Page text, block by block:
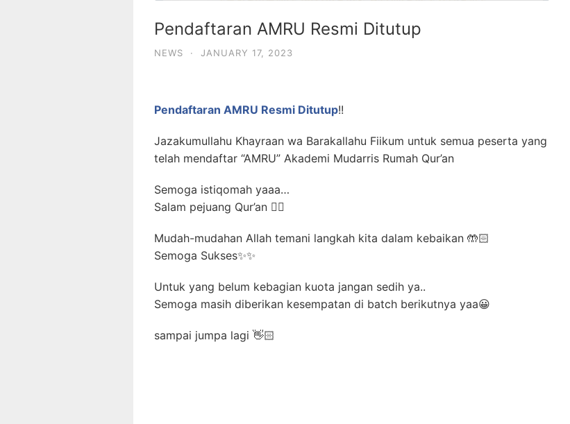
Pendaftaran AMRU Resmi Ditutup
NEWS · JANUARY 17, 2023
Pendaftaran AMRU Resmi Ditutup!!
Jazakumullahu Khayraan wa Barakallahu Fiikum untuk semua peserta yang
telah mendaftar “AMRU” Akademi Mudarris Rumah Qur’an
Semoga istiqomah yaaa…
Salam pejuang Qur’an ✊🏻
Mudah-mudahan Allah temani langkah kita dalam kebaikan 🤲🏻
Semoga Sukses✨✨
Untuk yang belum kebagian kuota jangan sedih ya..
Semoga masih diberikan kesempatan di batch berikutnya yaa😀
sampai jumpa lagi 👋🏻